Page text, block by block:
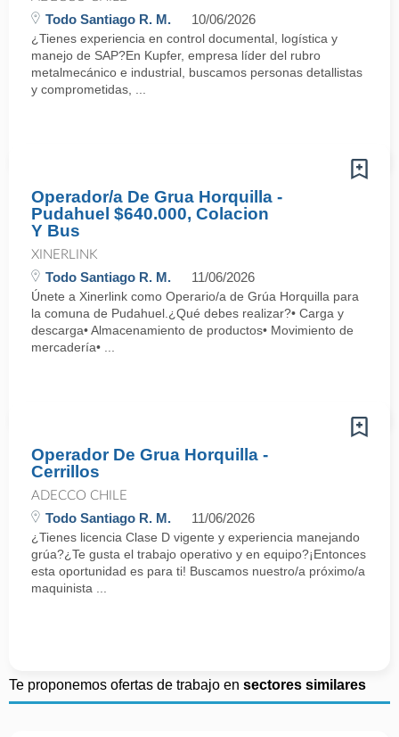
Todo Santiago R. M. 10/06/2026
¿Tienes experiencia en control documental, logística y
manejo de SAP?En Kupfer, empresa líder del rubro
metalmecánico e industrial, buscamos personas detallistas
y comprometidas, ...
Operador/a De Grua Horquilla -
Pudahuel $640.000, Colacion
Y Bus
XINERLINK
Todo Santiago R. M. 11/06/2026
Únete a Xinerlink como Operario/a de Grúa Horquilla para
la comuna de Pudahuel.¿Qué debes realizar?• Carga y
descarga• Almacenamiento de productos• Movimiento de
mercadería• ...
Operador De Grua Horquilla -
Cerrillos
ADECCO CHILE
Todo Santiago R. M. 11/06/2026
¿Tienes licencia Clase D vigente y experiencia manejando
grúa?¿Te gusta el trabajo operativo y en equipo?¡Entonces
esta oportunidad es para ti! Buscamos nuestro/a próximo/a
maquinista ...
Te proponemos ofertas de trabajo en sectores similares